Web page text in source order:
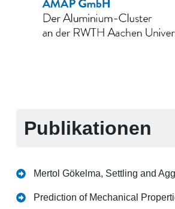
Publikationen
Mertol Gökelma, Settling and
Prediction of Mechanical